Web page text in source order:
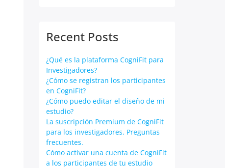
Recent Posts
¿Qué es la plataforma CogniFit para
Investigadores?
¿Cómo se registran los participantes
en CogniFit?
¿Cómo puedo editar el diseño de mi
estudio?
La suscripción Premium de CogniFit
para los investigadores. Preguntas
frecuentes.
Cómo activar una cuenta de CogniFit
a los participantes de tu estudio